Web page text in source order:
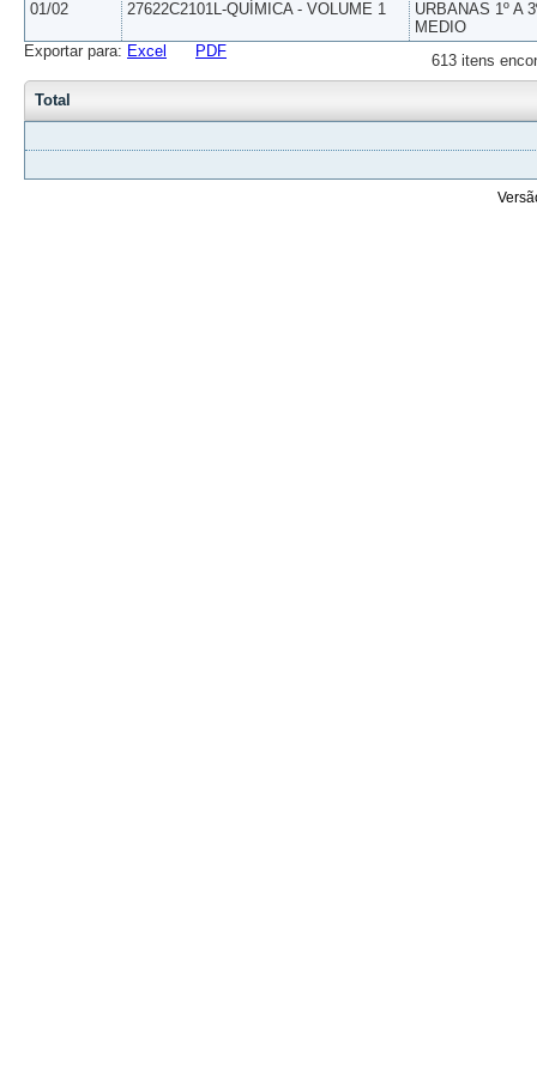
01/02 27622C2101L-QUÍMICA - VOLUME 1
URBANAS 1º A
MEDIO
613 itens
Exportar para: Excel PDF
Total